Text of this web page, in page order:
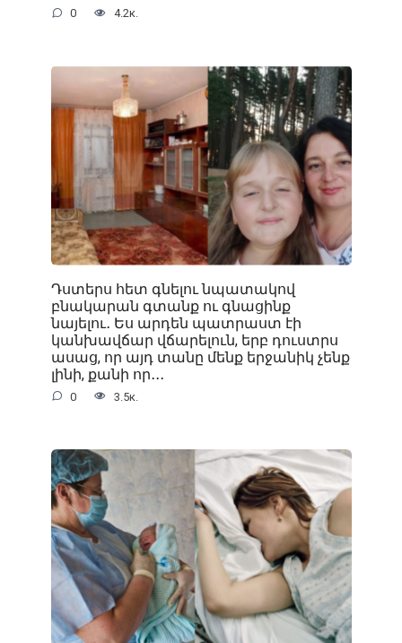
0 4.2к.
Դստերս հետ գնելու նպատակով
բնակարան գտանք ու գնացինք
նայելու․ Ես արդեն պատրաստ էի
կանխավճար վճարելուն, երբ դուստրս
ասաց, որ այդ տանը մենք երջանիկ չենք
լինի, քանի որ․․․
0 3.5к.